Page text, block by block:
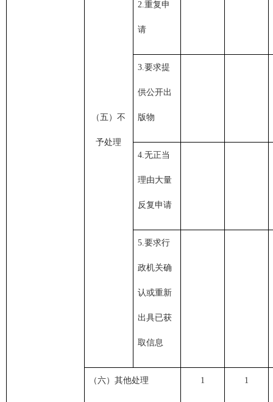
（五）不
予处理
2.重复申
请
3.要求提
供公开出
版物
4.无正当
理由大量
反复申请
5.要求行
政机关确
认或重新
出具已获
取信息
（六）其他处理 1 1